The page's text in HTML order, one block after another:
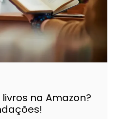
na Amazon?